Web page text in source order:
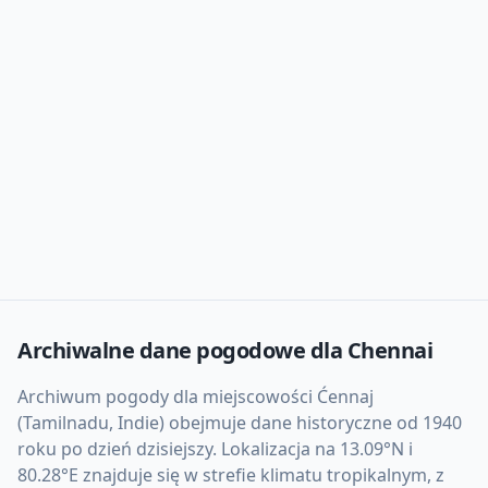
Archiwalne dane pogodowe dla Chennai
Archiwum pogody dla miejscowości Ćennaj
(Tamilnadu, Indie) obejmuje dane historyczne od 1940
roku po dzień dzisiejszy. Lokalizacja na 13.09°N i
80.28°E znajduje się w strefie klimatu tropikalnym, z